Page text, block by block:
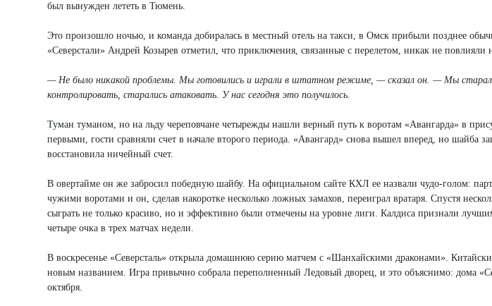
был вынужден лететь в Тюмень.
Это произошло ночью, и команда добиралась в местный отель на такси, в Омск прибыли позднее
«Северстали» Андрей Козырев отметил, что приключения, связанные с перелетом, никак не повлияли
— Не было никакой проблемы. Мы готовились и играли в штатном режиме, — сказал он. — Мы
контролировать, старались атаковать. У нас сегодня это получилось.
Туман туманом, но на льду череповчане четырежды нашли верный путь к воротам «Авангарда» в
первыми, гости сравняли счет в начале второго периода. «Авангард» снова вышел вперед, но шайба
восстановила ничейный счет.
В овертайме он же забросил победную шайбу. На официальном сайте КХЛ ее назвали чудо-голом:
чужими воротами и он, сделав накоротке несколько ложных замахов, переиграл вратаря. Спустя
сыграть не только красиво, но и эффективно были отмечены на уровне лиги. Калдиса признали
четыре очка в трех матчах недели.
В воскресенье «Северсталь» открыла домашнюю серию матчем с «Шанхайскими драконами».
новым названием. Игра привычно собрала переполненный Ледовый дворец, и это объяснимо: дома
октября.